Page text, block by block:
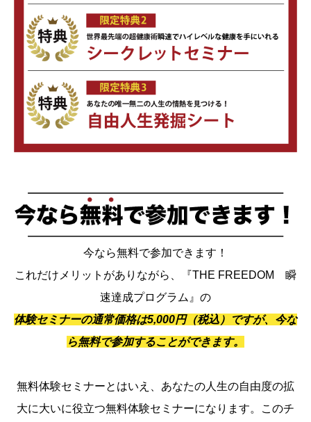
今なら無料で参加できます！
これだけメリットがありながら、『THE FREEDOM 瞬
速達成プログラム』の
体験セミナーの通常価格は5,000円（税込）ですが、今な
ら無料で参加することができます。
無料体験セミナーとはいえ、あなたの人生の自由度の拡
大に大いに役立つ無料体験セミナーになります。このチ